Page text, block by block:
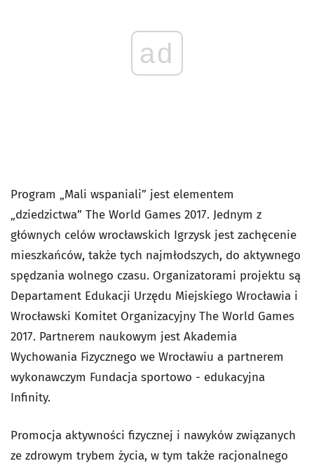
ad
Program „Mali wspaniali” jest elementem
„dziedzictwa” The World Games 2017. Jednym z
głównych celów wrocławskich Igrzysk jest zachęcenie
mieszkańców, także tych najmłodszych, do aktywnego
spędzania wolnego czasu. Organizatorami projektu są
Departament Edukacji Urzędu Miejskiego Wrocławia i
Wrocławski Komitet Organizacyjny The World Games
2017. Partnerem naukowym jest Akademia
Wychowania Fizycznego we Wrocławiu a partnerem
wykonawczym Fundacja sportowo - edukacyjna
Infinity.
Promocja aktywności fizycznej i nawyków związanych
ze zdrowym trybem życia, w tym także racjonalnego